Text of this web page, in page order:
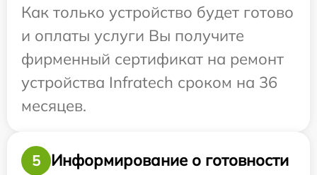
Как только устройство будет готово
и оплаты услуги Вы получите
фирменный сертификат на ремонт
устройства Infratech сроком на 36
месяцев.
5
Информирование о готовности